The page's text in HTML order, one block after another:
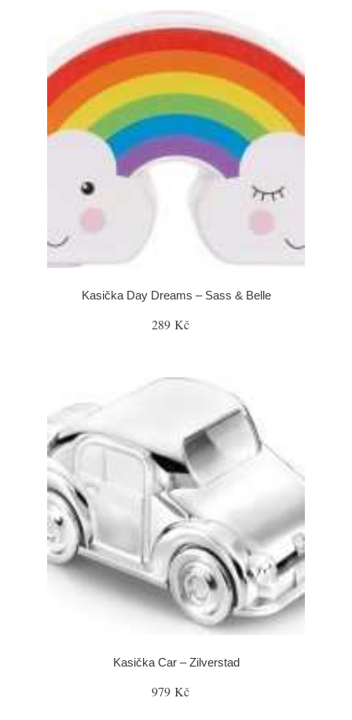
Kasička Day Dreams – Sass & Belle
289 Kč
Kasička Car – Zilverstad
979 Kč